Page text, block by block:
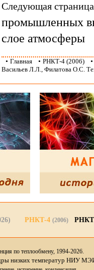
Следующая
промышленных
слое атмосферы
• Главная • РНКТ-4 (2006)
Васильев Л.Л., Филатова О.С.
РНКТ-4 (2006)
по теплообмену, 1994-2026.
низких температур НИУ